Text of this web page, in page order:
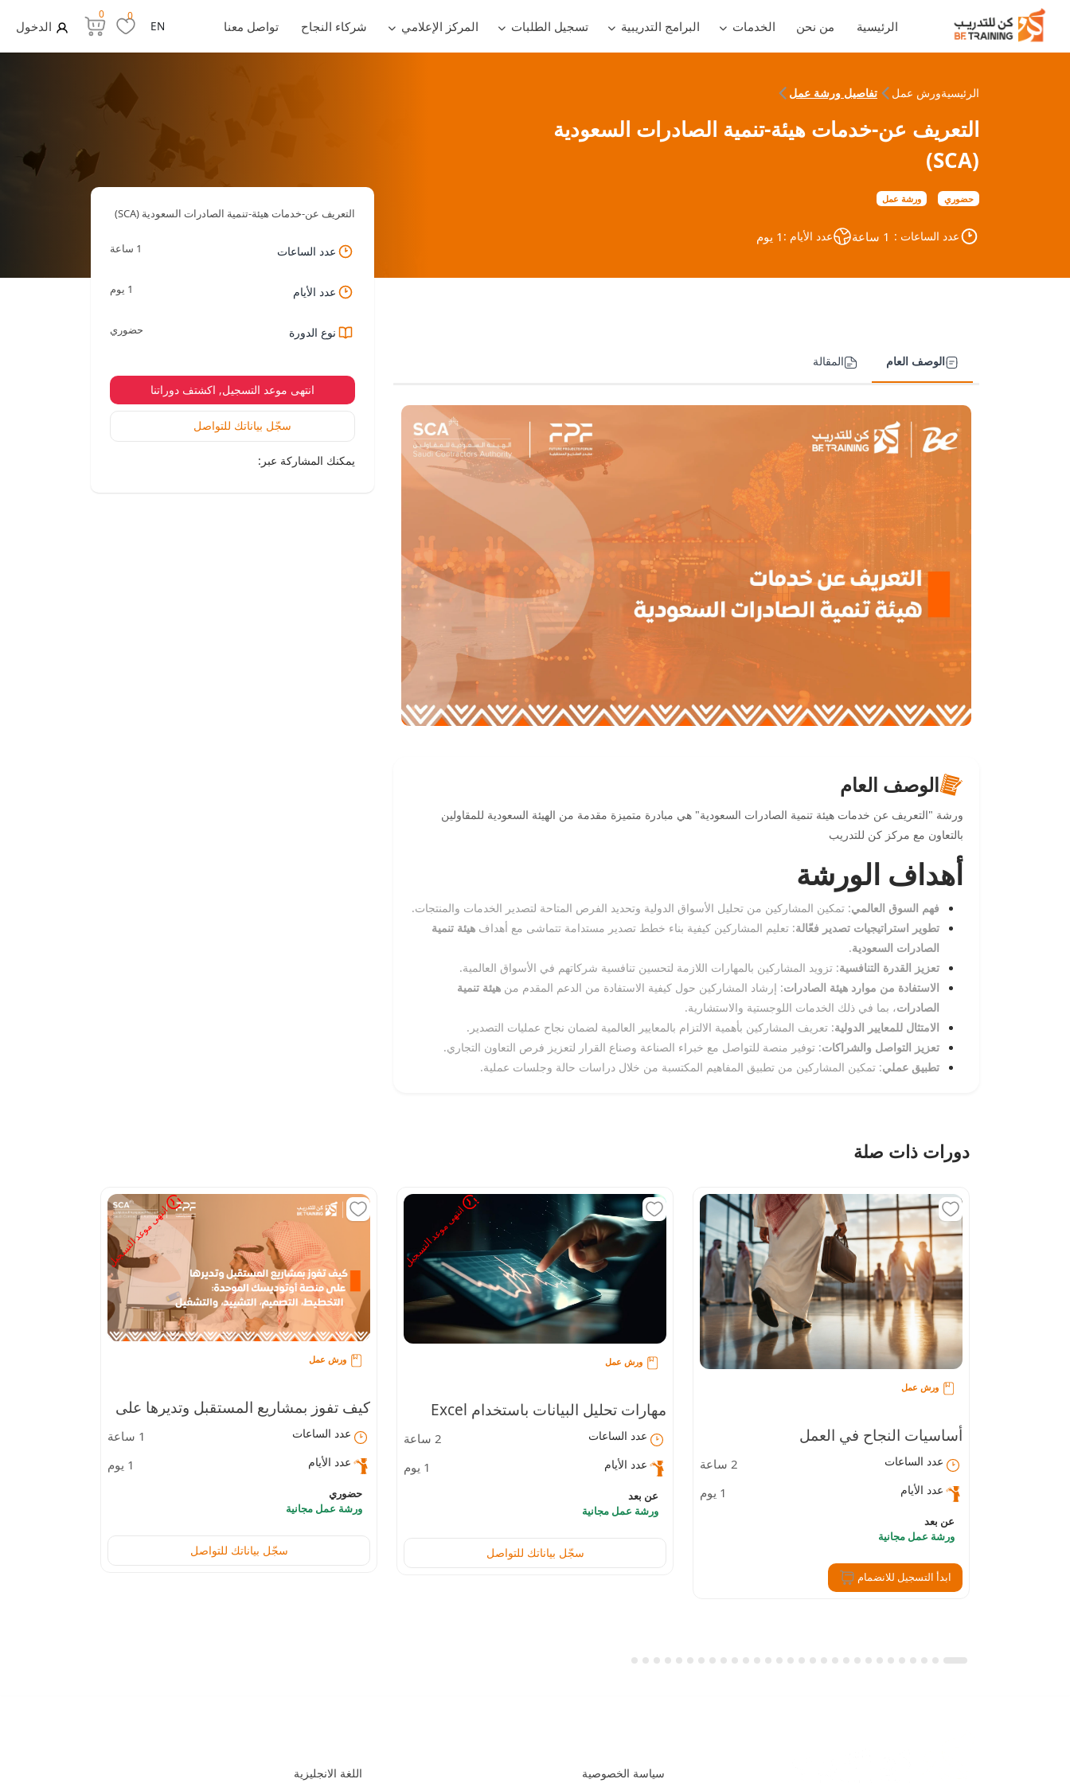
الرئيسية من نحن الخدمات البرامج التدريبية تسجيل الطلبات المركز الإعلامي شركاء النجاح تواصل معنا EN
0
0
الدخول
الرئيسيةورش عمل تفاصيل ورشة عمل
التعريف عن-خدمات هيئة-تنمية الصادرات السعودية
(SCA)
حضوري ورشة عمل
عدد الساعات : 1 ساعة عدد الأيام : 1 يوم
الوصف العام المقالة
الوصف العام
ورشة "التعريف عن خدمات هيئة تنمية الصادرات السعودية" هي مبادرة متميزة مقدمة من الهيئة السعودية للمقاولين
بالتعاون مع مركز كن للتدريب
أهداف الورشة
فهم السوق العالمي: تمكين المشاركين من تحليل الأسواق الدولية وتحديد الفرص المتاحة لتصدير الخدمات والمنتجات.
تطوير استراتيجيات تصدير فعّالة: تعليم المشاركين كيفية بناء خطط تصدير مستدامة تتماشى مع أهداف هيئة تنمية
الصادرات السعودية.
تعزيز القدرة التنافسية: تزويد المشاركين بالمهارات اللازمة لتحسين تنافسية شركاتهم في الأسواق العالمية.
الاستفادة من موارد هيئة الصادرات: إرشاد المشاركين حول كيفية الاستفادة من الدعم المقدم من هيئة تنمية
الصادرات، بما في ذلك الخدمات اللوجستية والاستشارية.
الامتثال للمعايير الدولية: تعريف المشاركين بأهمية الالتزام بالمعايير العالمية لضمان نجاح عمليات التصدير.
تعزيز التواصل والشراكات: توفير منصة للتواصل مع خبراء الصناعة وصناع القرار لتعزيز فرص التعاون التجاري.
تطبيق عملي: تمكين المشاركين من تطبيق المفاهيم المكتسبة من خلال دراسات حالة وجلسات عملية.
التعريف عن-خدمات هيئة-تنمية الصادرات السعودية (SCA)
عدد الساعات 1 ساعة
عدد الأيام 1 يوم
نوع الدورة حضوري
انتهى موعد التسجيل, اكشتف دوراتنا
سجّل بياناتك للتواصل
يمكنك المشاركة عبر:
دورات ذات صلة
ورش عمل
أساسيات النجاح في العمل
عدد الساعات 2 ساعة
عدد الأيام 1 يوم
عن بعد
ورشة عمل مجانية
ابدأ التسجيل للانضمام
ورش عمل
انتهى موعد التسجيل
مهارات تحليل البيانات باستخدام Excel
وPower BI
عدد الساعات 2 ساعة
عدد الأيام 1 يوم
عن بعد
ورشة عمل مجانية
سجّل بياناتك للتواصل
ورش عمل
انتهى موعد التسجيل
كيف تفوز بمشاريع المستقبل وتديرها على
منصة أوتوديسك الموحدة: التخطيط،
التصميم، التشييد، والتشغيل
عدد الساعات 1 ساعة
عدد الأيام 1 يوم
حضوري
ورشة عمل مجانية
سجّل بياناتك للتواصل
سياسة الخصوصية اللغة الانجليزية